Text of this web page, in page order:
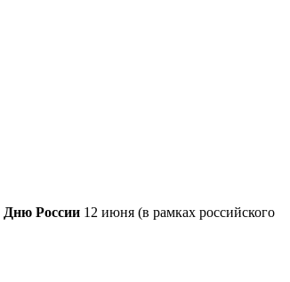
Дню России 12 июня (в рамках российского